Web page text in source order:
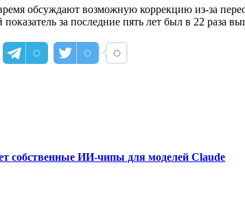
обсуждают возможную коррекцию из-за
за последние пять лет был в 22 раза
собственные ИИ-чипы для моделей Claude